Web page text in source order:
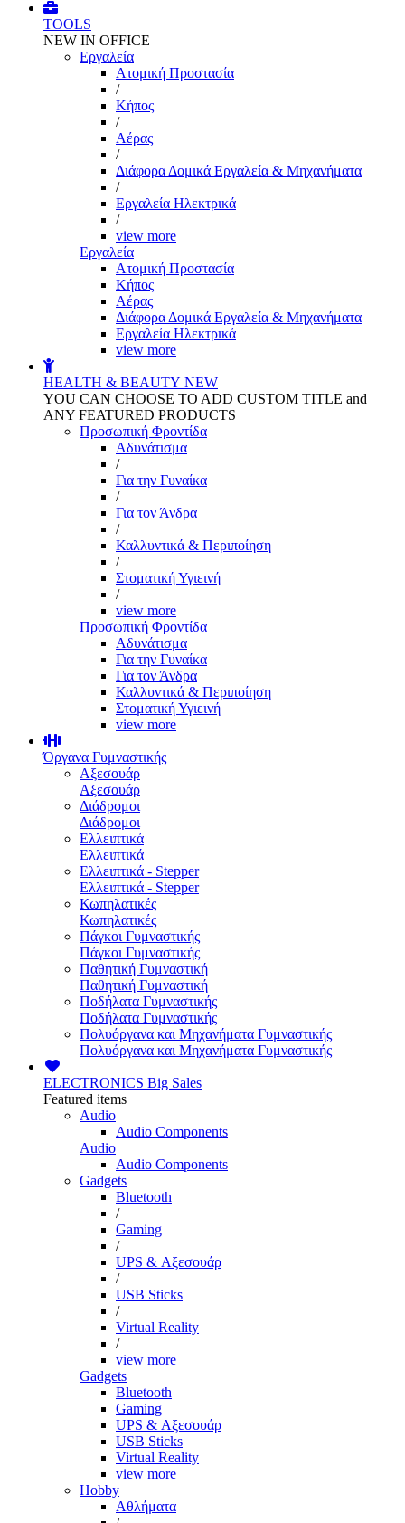
TOOLS
NEW IN OFFICE
Εργαλεία
Aτομική Προστασία
/
Kήπος
/
Αέρας
/
Διάφορα Δομικά Εργαλεία & Μηχανήματα
/
Εργαλεία Ηλεκτρικά
/
view more
Εργαλεία
Aτομική Προστασία
Kήπος
Αέρας
Διάφορα Δομικά Εργαλεία & Μηχανήματα
Εργαλεία Ηλεκτρικά
view more
HEALTH & BEAUTY NEW
YOU CAN CHOOSE TO ADD CUSTOM TITLE and
ANY FEATURED PRODUCTS
Προσωπική Φροντίδα
Αδυνάτισμα
/
Για την Γυναίκα
/
Για τον Άνδρα
/
Καλλυντικά & Περιποίηση
/
Στοματική Υγιεινή
/
view more
Προσωπική Φροντίδα
Αδυνάτισμα
Για την Γυναίκα
Για τον Άνδρα
Καλλυντικά & Περιποίηση
Στοματική Υγιεινή
view more
Όργανα Γυμναστικής
Αξεσουάρ
Αξεσουάρ
Διάδρομοι
Διάδρομοι
Ελλειπτικά
Ελλειπτικά
Ελλειπτικά - Stepper
Ελλειπτικά - Stepper
Κωπηλατικές
Κωπηλατικές
Πάγκοι Γυμναστικής
Πάγκοι Γυμναστικής
Παθητική Γυμναστική
Παθητική Γυμναστική
Ποδήλατα Γυμναστικής
Ποδήλατα Γυμναστικής
Πολυόργανα και Μηχανήματα Γυμναστικής
Πολυόργανα και Μηχανήματα Γυμναστικής
ELECTRONICS Big Sales
Featured items
Audio
Audio Components
Audio
Audio Components
Gadgets
Bluetooth
/
Gaming
/
UPS & Αξεσουάρ
/
USB Sticks
/
Virtual Reality
/
view more
Gadgets
Bluetooth
Gaming
UPS & Αξεσουάρ
USB Sticks
Virtual Reality
view more
Hobby
Αθλήματα